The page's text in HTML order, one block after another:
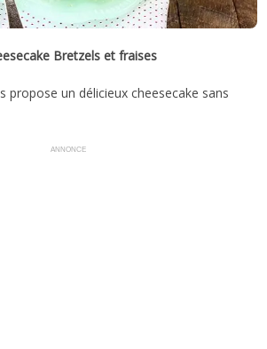
Bretzels et fraises
propose un délicieux cheesecake sans
ANNONCE